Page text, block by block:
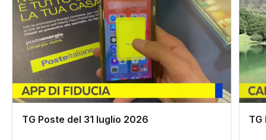
TG Poste del 31 luglio 2026 TG